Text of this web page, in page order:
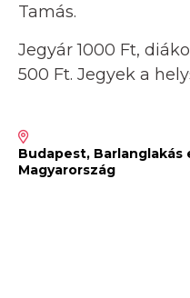
Tamás.
Jegyár 1000 Ft,
500 Ft. Jegyek a
Budapest, Barlanglakás
Magyarország